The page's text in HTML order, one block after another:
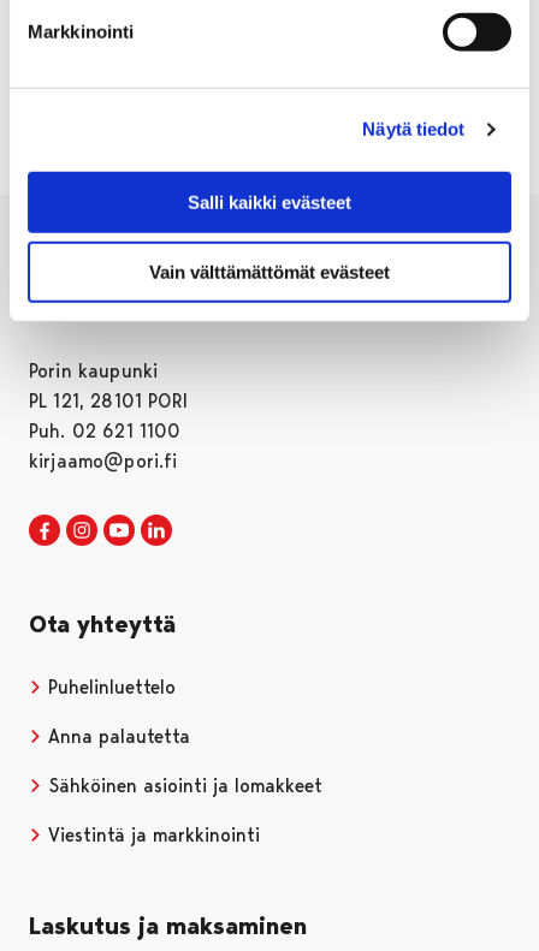
Markkinointi
Näytä tiedot
Salli kaikki evästeet
Vain välttämättömät evästeet
NEUVONTA TALOUS
Porin kaupunki
PL 121, 28101 PORI
Puh. 02 621 1100
kirjaamo@pori.fi
Porin kaupunki Facebookissa
Avautuu uudessa välilehdessä
Porin kaupunki Instagramissa
Avautuu uudessa välilehdessä
Porin kaupunki Youtubessa
Avautuu uudessa välilehdessä
Ota yhteyttä
Puhelinluettelo
Anna palautetta
Sähköinen asiointi ja lomakkeet
Viestintä ja markkinointi
Laskutus ja maksaminen